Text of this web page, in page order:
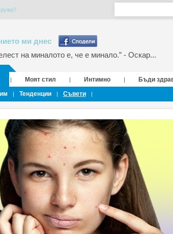
ми днес
на миналото е, че е минало.” - Оскар...
| Моят стил | Интимно | Бъди
| Тенденции | Съвети |